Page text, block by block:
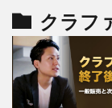
クラフ